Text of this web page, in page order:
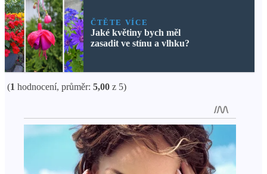
ČTĚTE VÍCE
Jaké květiny bych měl
zasadit ve stínu a vlhku?
(1 hodnocení, průměr: 5,00 z 5)